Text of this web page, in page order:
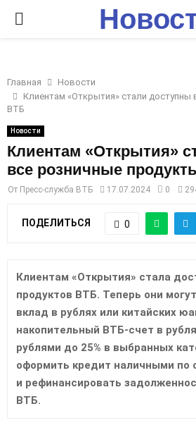
P
I
M
A
M
E
N
U
Главная
Новости
Клиентам «Открытия» стали доступны
ВТБ
Новости
Клиентам «Открытия»
все розничные
От Пресс-служба ВТБ 17.07.2024 0
ПОДЕЛИТЬСЯ 0
Клиентам «Открытия» стала
продуктов ВТБ. Теперь они
вклад в рублях или китайских
накопительный ВТБ-счет в
рублями до 25% в выбранных
оформить кредит наличными по
и рефинансировать
ВТБ.